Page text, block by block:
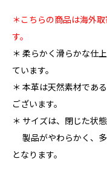
＊こちらの商品は海外
す。
＊ 柔らかく滑らかな仕
ています。
＊ 本革は天然素材であ
ございます。
＊ サイズは、閉じた状
製品がやわらかく、
となります。